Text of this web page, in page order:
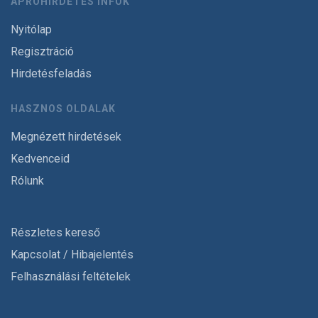
Nyitólap
Regisztráció
Hirdetésfeladás
HASZNOS OLDALAK
Megnézett hirdetések
Kedvenceid
Rólunk
Részletes kereső
Kapcsolat / Hibajelentés
Felhasználási feltételek